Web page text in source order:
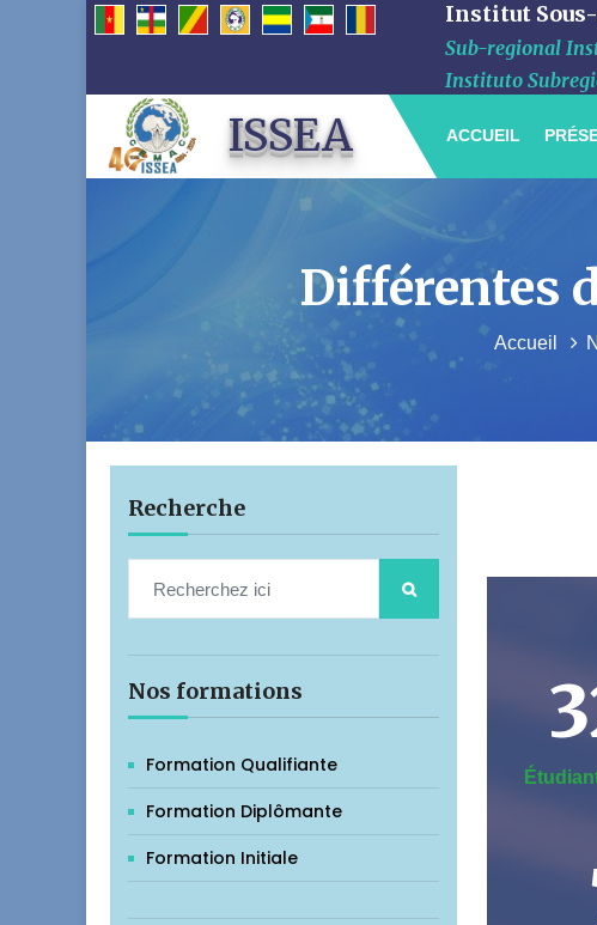
Institut
Sub-regional
Instituto
ISSEA ACCUEIL
Différentes
Accueil
Recherche
Nos formations
Formation Qualifiante
Formation Diplômante
Formation Initiale